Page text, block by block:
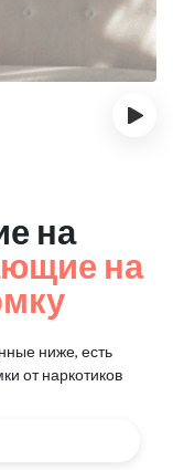
›
на
на
ниже, есть
от наркотиков